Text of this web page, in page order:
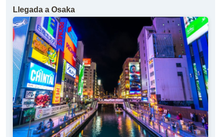
Llegada a Osaka